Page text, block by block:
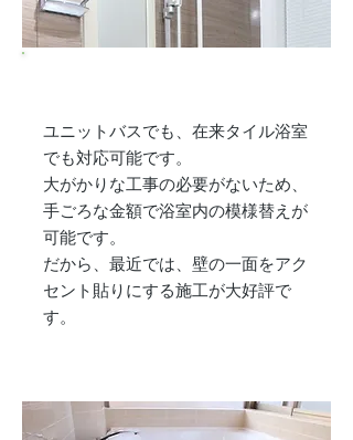
​ユニットバスでも、在来タイル浴室
でも対応可能です。
大がかりな工事の必要がないため、
手ごろな金額で浴室内の模様替えが
可能です。
だから、最近では、壁の一面をアク
セント貼りにする施工が大好評で
す。